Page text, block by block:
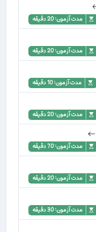
مدت آزمون: 20 دقیقه
مدت آزمون: 20 دقیقه
مدت آزمون: 10 دقیقه
مدت آزمون: 20 دقیقه
مدت آزمون: 70 دقیقه
مدت آزمون: 20 دقیقه
مدت آزمون: 30 دقیقه